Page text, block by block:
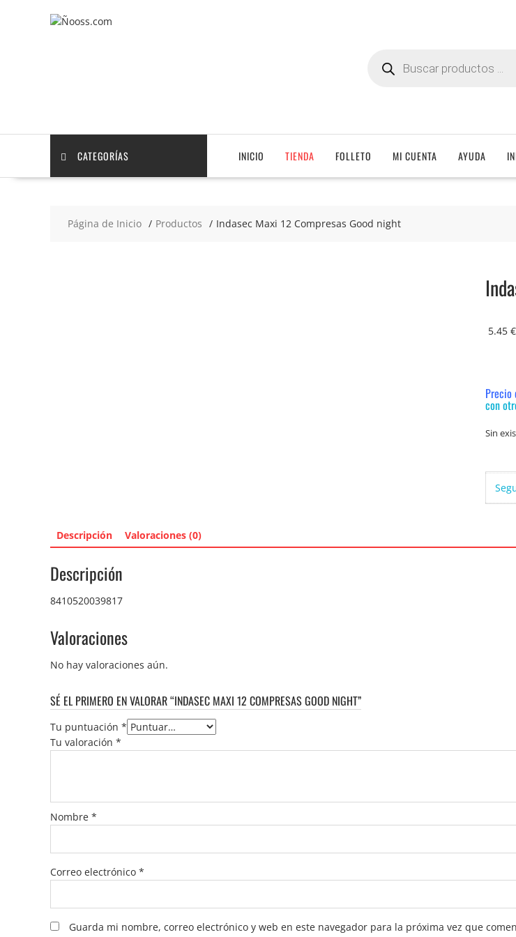
productos
CATEGORÍAS INICIO TIENDA FOLLETO MI CUENTA AYUDA
Página de Inicio Productos Indasec Maxi 12 Compresas Good night
5.45 €
Precio
con
Sin
Descripción Valoraciones (0)
Descripción
8410520039817
Valoraciones
No hay valoraciones aún.
SÉ EL PRIMERO EN VALORAR “INDASEC MAXI 12 COMPRESAS GOOD NIGHT”
Tu puntuación *
Tu valoración *
Nombre *
Correo electrónico *
Guarda mi nombre, correo electrónico y web en este navegador para la próxima vez que